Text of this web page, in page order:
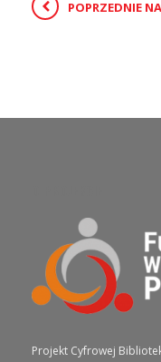
POPRZEDNIE
Projekt Cyfrowej